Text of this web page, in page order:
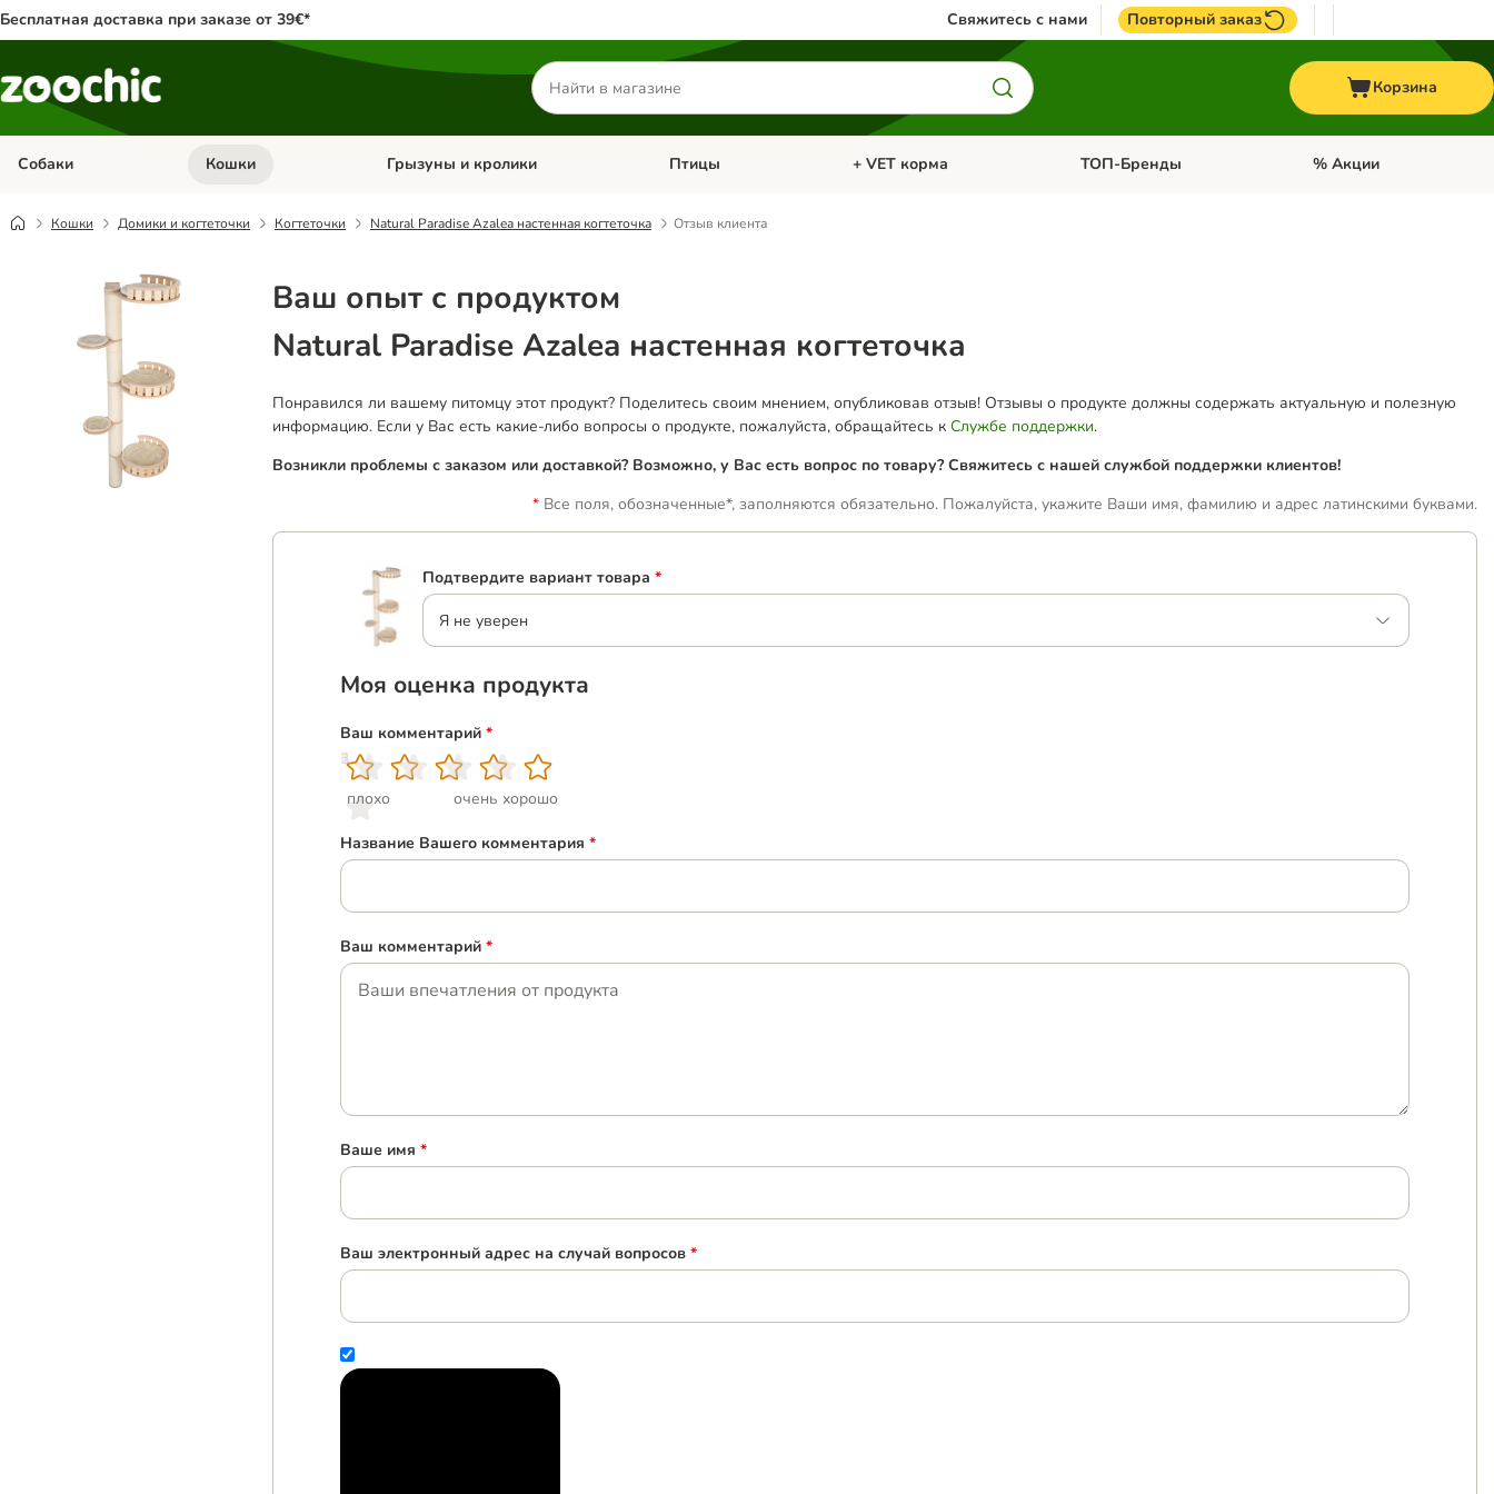
Бесплатная доставка при заказе от 39€* Свяжитесь с нами Повторный заказ
Поиск
товаров
Корзина
Собаки Откройте меню категории: Собаки
Кошки Откройте меню категории: Кошки
Грызуны и кролики Откройте меню категории: Грызуны и кролики
Птицы Откройте меню категории: Птицы
+ VET корма Откройте меню категории: + VET корма
ТОП-Бренды Откройте меню
% Акции
Кошки Домики и когтеточки Когтеточки Natural Paradise Azalea настенная когтеточка Отзыв клиента
Ваш опыт с продуктом
Natural Paradise Azalea настенная когтеточка
Понравился ли вашему питомцу этот продукт? Поделитесь своим мнением, опубликовав отзыв! Отзывы о продукте должны содержать актуальную и полезную
информацию. Если у Вас есть какие-либо вопросы о продукте, пожалуйста, обращайтесь к Службе поддержки.
Возникли проблемы с заказом или доставкой? Возможно, у Вас есть вопрос по товару? Свяжитесь с нашей службой поддержки клиентов!
Все поля, обозначенные*, заполняются обязательно. Пожалуйста, укажите Ваши имя, фамилию и адрес латинскими буквами.
Подтвердите вариант товара *
Я не уверен
Моя оценка продукта
Ваш комментарий *
1
плохо
2
3
4
5
очень хорошо
Название Вашего комментария *
Ваш комментарий *
Ваше имя *
Ваш электронный адрес на случай вопросов *